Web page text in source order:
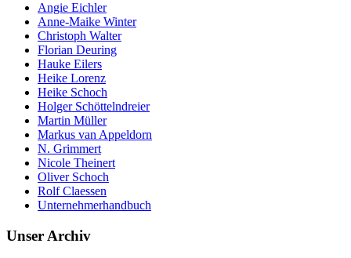
Angie Eichler
Anne-Maike Winter
Christoph Walter
Florian Deuring
Hauke Eilers
Heike Lorenz
Heike Schoch
Holger Schöttelndreier
Martin Müller
Markus van Appeldorn
N. Grimmert
Nicole Theinert
Oliver Schoch
Rolf Claessen
Unternehmerhandbuch
Unser Archiv